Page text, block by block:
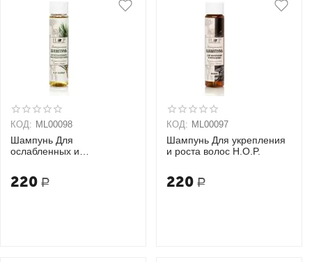
КОД: ML00098
Шампунь Для
ослабленных и
H.O.P.
220 Р
КОД: ML00097
Шампунь Для укрепления
и роста волос H.O.P.
220 Р